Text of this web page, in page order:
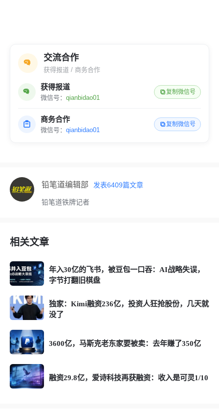
交流合作
获得报道 / 商务合作
获得报道
微信号： qianbidao01
复制微信号
商务合作
微信号： qianbidao01
复制微信号
铅笔道编辑部 发表6409篇文章
铅笔道铁牌记者
相关文章
年入30亿的飞书，被豆包一口吞：AI战略失误，
字节打翻旧棋盘
独家：Kimi融资236亿，投资人狂抢股份，几天就
没了
3600亿，马斯克老东家要被卖：去年赚了350亿
融资29.8亿，爱诗科技再获融资：收入是可灵1/10